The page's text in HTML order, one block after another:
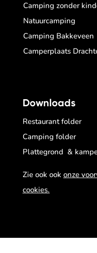
Camping zonder
Natuurcamping
Camping Bakkeveen
Camperplaats
Downloads
Restaurant folder
Camping folder
Plattegrond &
Zie ook ook onze
cookies.